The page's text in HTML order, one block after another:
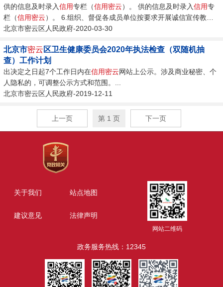
供的信息及时录入信用专栏（信用密云）。 供的信息及时录入信用专
栏（信用密云）。 6.组织、督促各成员单位按要求开展诚信宣传教育
工作。...
北京市密云区人民政府-2020-03-30
北京市密云 区卫生健康委员会2020年执法检查（双随机抽
查）工作计划
出决定之日起7个工作日内在信用密云网站上公示。涉及商业秘密、个
人隐私的，可调整公示方式和范围。...
北京市密云区人民政府-2019-12-11
上一页 第 1 页 下一页
关于我们 站点地图
建议意见 法律声明
网站二维码
政务服务热线：12345